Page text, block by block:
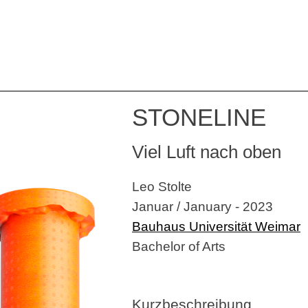
STONELINE
Viel Luft nach oben
Leo Stolte
Januar / January - 2023
Bauhaus Universität Weimar
Bachelor of Arts
Kurzbeschreibung